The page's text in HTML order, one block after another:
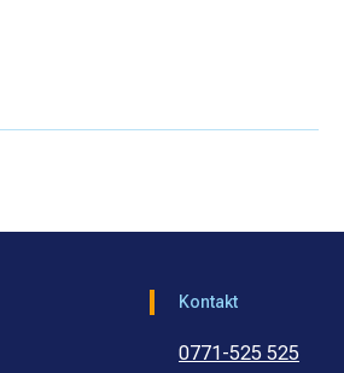
Kontakt
0771-525 525